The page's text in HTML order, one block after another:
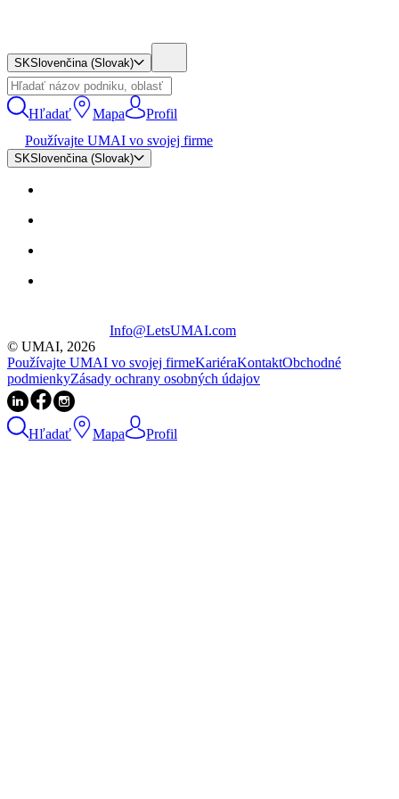
SKSlovenčina (Slovak)
Hľadať Mapa
Profil
Používajte UMAI vo svojej firme
SKSlovenčina (Slovak)
Info@LetsUMAI.com
© UMAI, 2026
Používajte UMAI vo svojej firmeKariéraKontaktObchodné
podmienkyZásady ochrany osobných údajov
Hľadať Mapa Profil